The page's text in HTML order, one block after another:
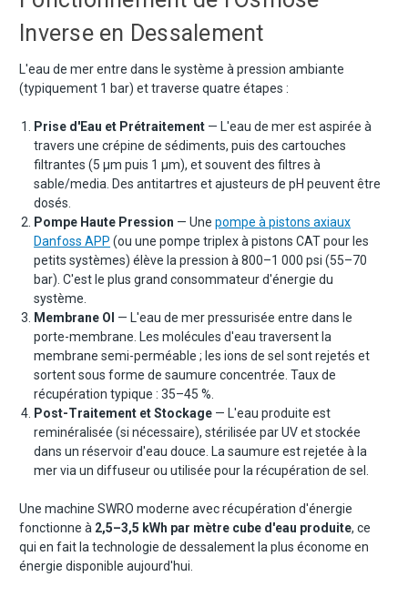
Inverse en Dessalement
L'eau de mer entre dans le système à pression ambiante
(typiquement 1 bar) et traverse quatre étapes :
Prise d'Eau et Prétraitement — L'eau de mer est aspirée à
travers une crépine de sédiments, puis des cartouches
filtrantes (5 μm puis 1 μm), et souvent des filtres à
sable/media. Des antitartres et ajusteurs de pH peuvent être
dosés.
Pompe Haute Pression — Unepompe à pistons axiaux
Danfoss APP (ou une pompe triplex à pistons CAT pour les
petits systèmes) élève la pression à 800–1 000 psi (55–70
bar). C'est le plus grand consommateur d'énergie du
système.
Membrane OI — L'eau de mer pressurisée entre dans le
porte-membrane. Les molécules d'eau traversent la
membrane semi-perméable ; les ions de sel sont rejetés et
sortent sous forme de saumure concentrée. Taux de
récupération typique : 35–45 %.
Post-Traitement et Stockage — L'eau produite est
reminéralisée (si nécessaire), stérilisée par UV et stockée
dans un réservoir d'eau douce. La saumure est rejetée à la
mer via un diffuseur ou utilisée pour la récupération de sel.
Une machine SWRO moderne avec récupération d'énergie
fonctionne à 2,5–3,5 kWh par mètre cube d'eau produite, ce
qui en fait la technologie de dessalement la plus économe en
énergie disponible aujourd'hui.